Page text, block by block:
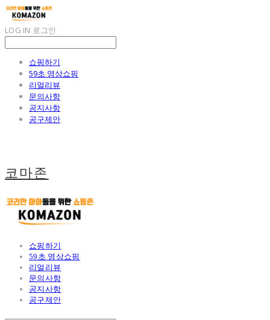
LOG IN 로그인
쇼핑하기
59초 영상쇼핑
리얼리뷰
문의사항
공지사항
공구제안
코마존
쇼핑하기
59초 영상쇼핑
리얼리뷰
문의사항
공지사항
공구제안